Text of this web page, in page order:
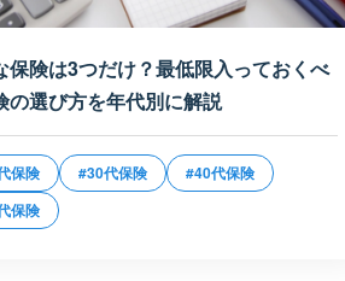
保険は3つだけ？最低限入っておくべ
の選び方を年代別に解説
保険 #30代保険
#40代保険
保険